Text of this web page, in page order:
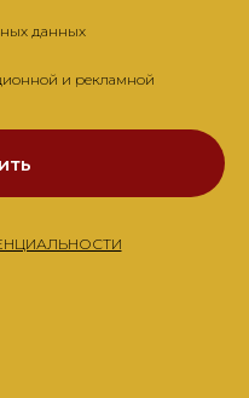
данных
и рекламной